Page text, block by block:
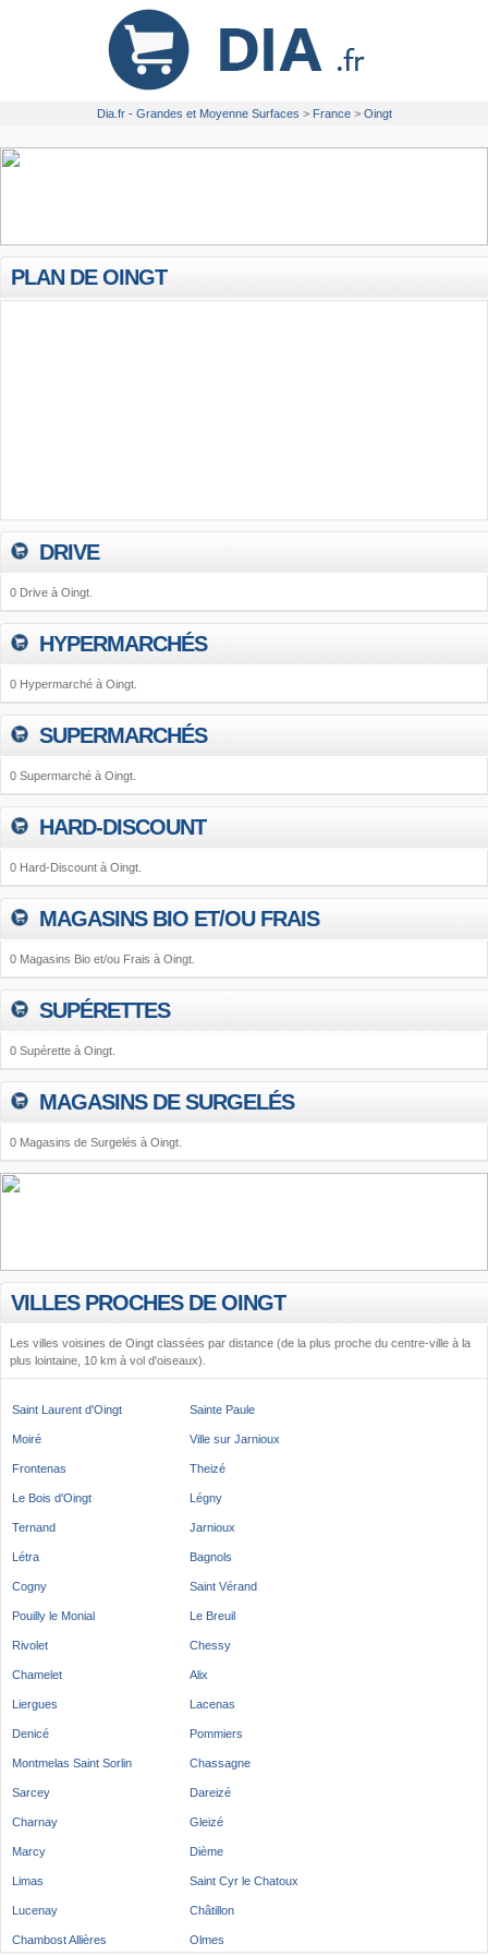
Dia.fr - Grandes et Moyenne Surfaces > France > Oingt
PLAN DE OINGT
DRIVE
0 Drive à Oingt.
HYPERMARCHÉS
0 Hypermarché à Oingt.
SUPERMARCHÉS
0 Supermarché à Oingt.
HARD-DISCOUNT
0 Hard-Discount à Oingt.
MAGASINS BIO ET/OU FRAIS
0 Magasins Bio et/ou Frais à Oingt.
SUPÉRETTES
0 Supérette à Oingt.
MAGASINS DE SURGELÉS
0 Magasins de Surgelés à Oingt.
VILLES PROCHES DE OINGT
Les villes voisines de Oingt classées par distance (de la plus proche du centre-ville à la
plus lointaine, 10 km à vol d'oiseaux).
Saint Laurent d'Oingt Sainte Paule
Moiré Ville sur Jarnioux
Frontenas Theizé
Le Bois d'Oingt Légny
Ternand Jarnioux
Létra Bagnols
Cogny Saint Vérand
Pouilly le Monial Le Breuil
Rivolet Chessy
Chamelet Alix
Liergues Lacenas
Denicé Pommiers
Montmelas Saint Sorlin Chassagne
Sarcey Dareizé
Charnay Gleizé
Marcy Dième
Limas Saint Cyr le Chatoux
Lucenay Châtillon
Chambost Allières Olmes